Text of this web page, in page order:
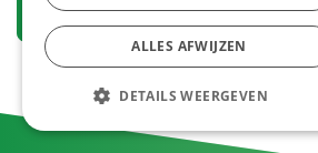
Vraag een account aan
ALLES AFWIJZEN
DETAILS WEERGEVEN